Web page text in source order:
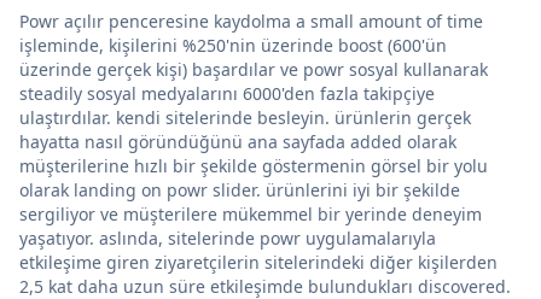
Powr açılır penceresine kaydolma a small amount of time
işleminde, kişilerini %250'nin üzerinde boost (600'ün
üzerinde gerçek kişi) başardılar ve powr sosyal kullanarak
steadily sosyal medyalarını 6000'den fazla takipçiye
ulaştırdılar. kendi sitelerinde besleyin. ürünlerin gerçek
hayatta nasıl göründüğünü ana sayfada added olarak
müşterilerine hızlı bir şekilde göstermenin görsel bir yolu
olarak landing on powr slider. ürünlerini iyi bir şekilde
sergiliyor ve müşterilere mükemmel bir yerinde deneyim
yaşatıyor. aslında, sitelerinde powr uygulamalarıyla
etkileşime giren ziyaretçilerin sitelerindeki diğer kişilerden
2,5 kat daha uzun süre etkileşimde bulundukları discovered.